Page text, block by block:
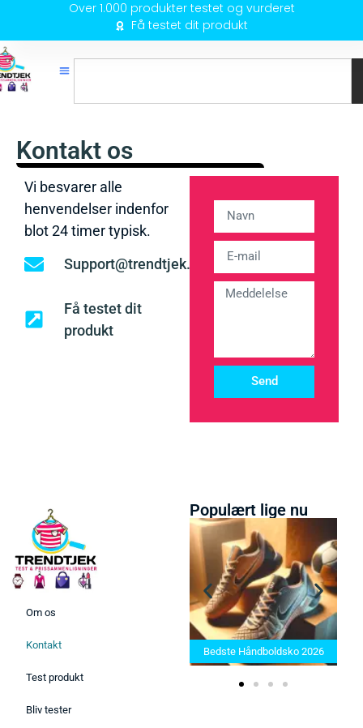
Over 1.000 produkter testet og vurderet
Få testet dit produkt
Kontakt os
Vi besvarer alle
henvendelser indenfor
blot 24 timer typisk.
Support@trendtjek.dk
Få testet dit
produkt
Send
Om os
Kontakt
Test produkt
Bliv tester
Populært lige nu
Bedste Saunatæppe 2025 –
Find de bedste produkter her!
Bedste Håndboldsko 2026